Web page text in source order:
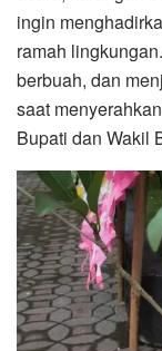
ingin
ramah
berbuah, dan
saat
Bupati dan Wakil